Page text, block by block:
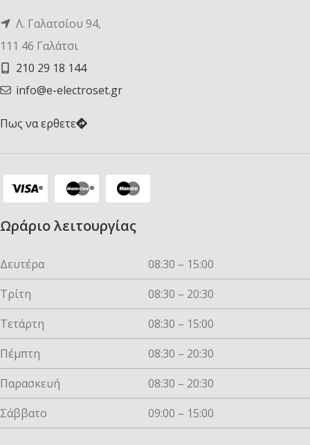
Λ. Γαλατσίου 94,
111 46 Γαλάτσι
210 29 18 144
info@e-electroset.gr
Πως να ερθετε
Ωράριο λειτουργίας
Δευτέρα
08:30 – 15:00
Τρίτη
08:30 – 20:30
Τετάρτη
08:30 – 15:00
Πέμπτη
08:30 – 20:30
Παρασκευή
08:30 – 20:30
Σάββατο
09:00 – 15:00